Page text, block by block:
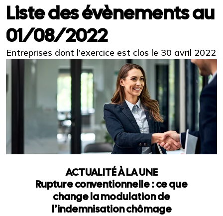
Liste des évènements au
01/08/2022
Entreprises dont l'exercice est clos le 30 avril 2022
ACTUALITÉ À LA UNE
Rupture conventionnelle : ce que
change la modulation de
l’indemnisation chômage